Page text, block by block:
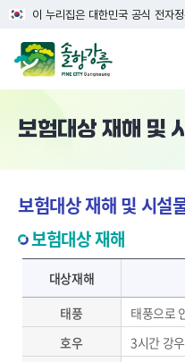
이 누리집은 대한민국 공식 전자
보험대상 재해 및
보험대상 재해 및 시설
보험대상 재해
대상재해
태풍
태풍으로
호우
3시간 강